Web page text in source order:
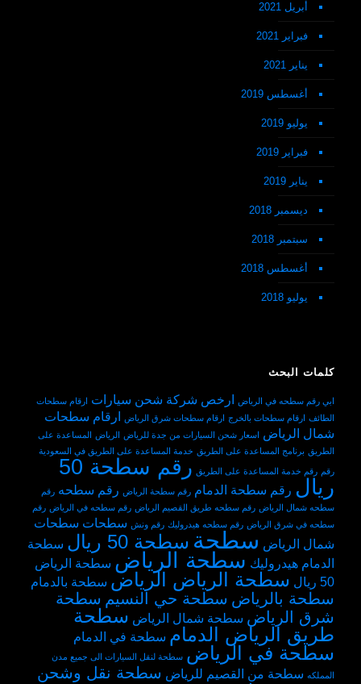
أبريل 2021
فبراير 2021
يناير 2021
أغسطس 2019
يوليو 2019
فبراير 2019
يناير 2019
ديسمبر 2018
سبتمبر 2018
أغسطس 2018
يوليو 2018
كلمات البحث
ابي رقم سطحه في الرياض ارخص شركة شحن سيارات
ارقام سطحات
الطائف ارقام سطحات بالخرج ارقام سطحات شرق الرياض
ارقام سطحات
شمال الرياض
اسعار شحن السيارات من جدة للرياض الرياض
المساعدة على
الطريق برنامج المساعدة على الطريق خدمة المساعدة على الطريق في السعودية
رقم رقم خدمة المساعدة على الطريق
رقم سطحة 50
ريال رقم سطحة الدمام رقم سطحة الرياض رقم سطحه رقم
سطحه شمال الرياض رقم سطحه طريق القصيم الرياض رقم سطحه في الرياض رقم
سطحه في شرق الرياض رقم سطحه هيدروليك رقم ونش سطحات سطحات
شمال الرياض سطحة سطحة 50 ريال
سطحة
الدمام هيدروليك سطحة الرياض سطحة الرياض
50 ريال
سطحة الرياض الرياض سطحة بالدمام
سطحة بالرياض سطحة حي النسيم سطحة
شرق الرياض سطحة شمال الرياض سطحة
طريق الرياض الدمام سطحة في الدمام
سطحة في الرياض سطحة لنقل السيارات الى جميع مدن
المملكه سطحة من القصيم للرياض سطحة نقل وشحن